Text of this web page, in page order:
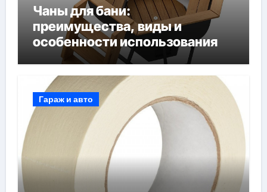
Чаны для бани:
преимущества, виды и
особенности использования
Гараж и авто